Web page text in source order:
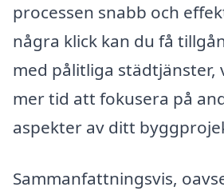
processen snabb och
några klick kan du få
med pålitliga städtjänster,
mer tid att fokusera på
aspekter av ditt
Sammanfattningsvis,